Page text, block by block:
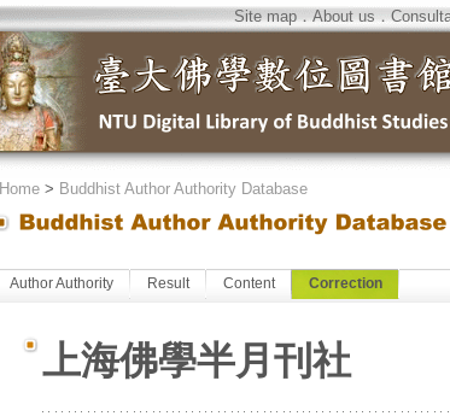
Site map．About us．
Home> Buddhist Author Authority Database
Author Authority Result Content Correction
上海佛學半月刊社